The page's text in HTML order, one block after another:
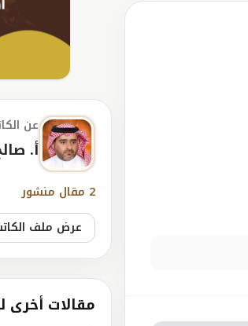
عن
أ.
2 مقال منشور
عرض ملف
مقالات أخرى